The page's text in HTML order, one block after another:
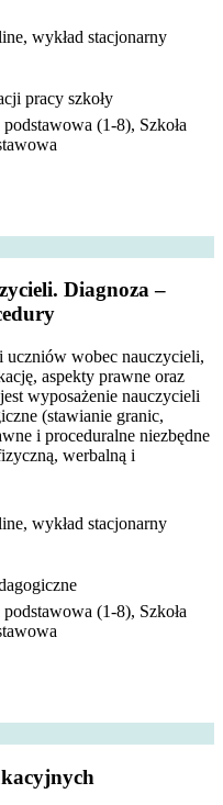
wykład stacjonarny
pracy szkoły
(1-8), Szkoła
Diagnoza –
uczniów wobec nauczycieli,
aspekty prawne oraz
wyposażenie nauczycieli
(stawianie granic,
i proceduralne niezbędne
werbalną i
wykład stacjonarny
(1-8), Szkoła